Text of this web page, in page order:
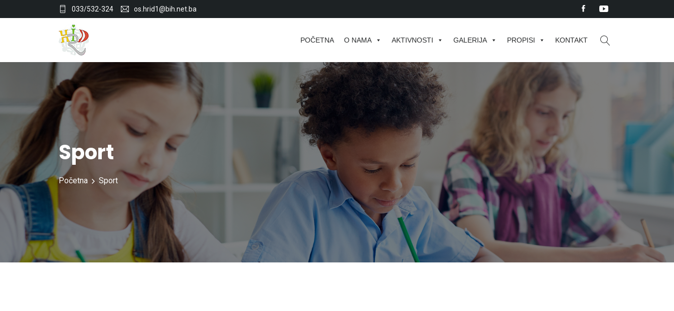
033/532-324 os.hrid1@bih.net.ba
POČETNA O NAMA AKTIVNOSTI GALERIJA PROPISI KONTAKT
Sport
Početna Sport